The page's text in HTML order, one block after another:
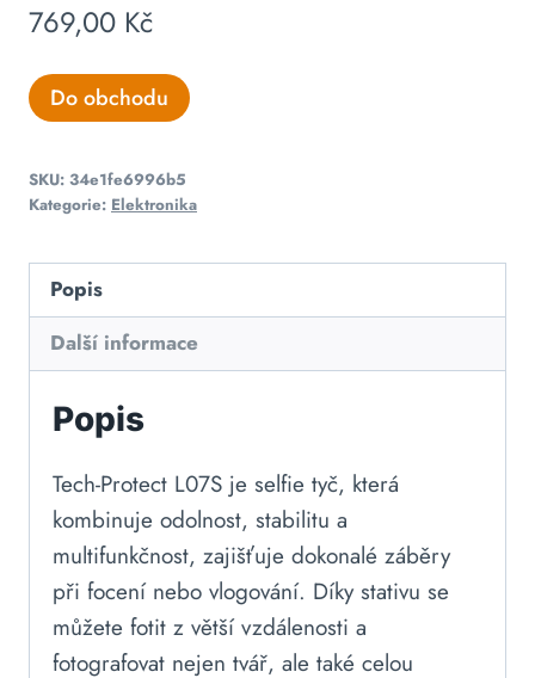
769,00 Kč
Do obchodu
SKU: 34e1fe6996b5
Kategorie: Elektronika
Popis
Další informace
Popis
Tech-Protect L07S je selfie tyč, která
kombinuje odolnost, stabilitu a
multifunkčnost, zajišťuje dokonalé záběry
při focení nebo vlogování. Díky stativu se
můžete fotit z větší vzdálenosti a
fotografovat nejen tvář, ale také celou